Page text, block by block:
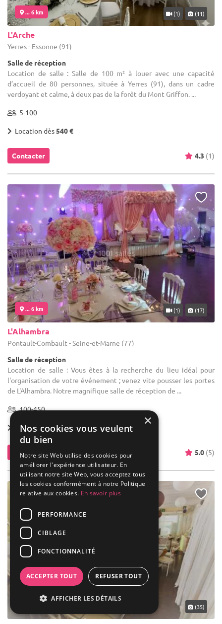
... 6 km (1) (11)
L'Arche
Yerres - Essonne (91)
Salle de réception
Location de salle : Salle de 100 m² à louer avec une capacité
d’accueil de 80 personnes, située à Yerres (91), dans un cadre
verdoyant et calme, à deux pas de la forêt du Mont Griffon. ...
5-100
Location dès540 €
Contacter 4.3 (1)
... 6 km (1) (17)
L'Alhambra
Pontault-Combault - Seine-et-Marne (77)
Salle de réception
Location de salle : Vous êtes à la recherche du lieu idéal pour
l'organisation de votre événement ; venez vite pousser les portes
de L'Alhambra. Notre magnifique salle de réception de ...
100-450
À partir de2 000 €
Contacter 5.0 (5)
(35)
×
Nos cookies vous veulent
du bien
Notre site Web utilise des cookies pour
améliorer l'expérience utilisateur. En
utilisant notre site Web, vous acceptez tous
les cookies conformément à notre Politique
relative aux cookies. En savoir plus
PERFORMANCE
CIBLAGE
FONCTIONNALITÉ
ACCEPTER TOUT REFUSER TOUT
AFFICHER LES DÉTAILS